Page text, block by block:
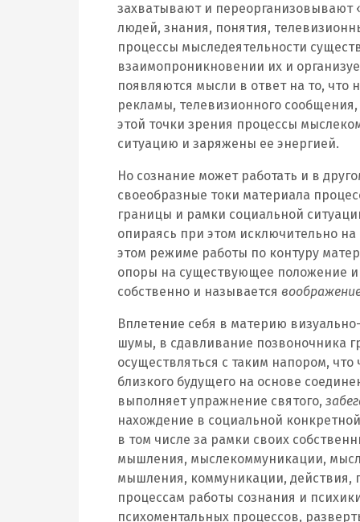
захватывают и переорганизовывают
людей, знания, понятия,
процессы мыследеятельности
взаимопроникновении их и
появляются мысли в ответ на то, что
рекламы, телевизионного
этой точки зрения процессы
ситуацию и заряжены ее энергией.
Но сознание может работать и в
своеобразные токи материала
границы и рамки социальной
опираясь при этом исключительно
этом режиме работы по контуру
опоры на существующее положение
собственно и называется
Вплетение себя в материю
шумы, в сдавливание позвоночника
осуществляться с таким напором,
близкого будущего на основе
выполняет упражнение святого,
нахождение в социальной
в том числе за рамки своих
мышления, мыслекоммуникации,
мышления, коммуникации,
процессам работы сознания и
психоментальных процессов,